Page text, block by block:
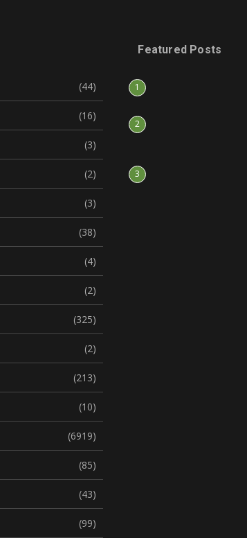
(44)
(16)
(3)
(2)
(3)
(38)
(4)
(2)
(325)
(2)
(213)
(10)
(6919)
(85)
(43)
(99)
Featured Posts
1
2
3